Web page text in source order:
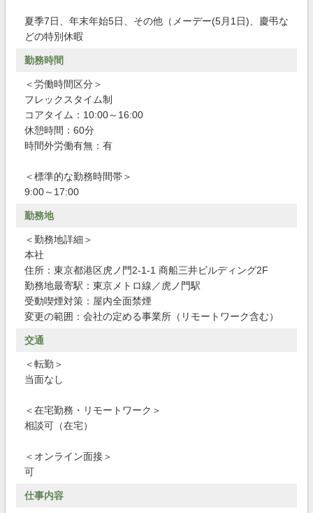
夏季7日、年末年始5日、その他（メーデー(5月1日)、慶弔な
どの特別休暇
勤務時間
＜労働時間区分＞
フレックスタイム制
コアタイム：10:00～16:00
休憩時間：60分
時間外労働有無：有
＜標準的な勤務時間帯＞
9:00～17:00
勤務地
＜勤務地詳細＞
本社
住所：東京都港区虎ノ門2-1-1 商船三井ビルディング2F
勤務地最寄駅：東京メトロ線／虎ノ門駅
受動喫煙対策：屋内全面禁煙
変更の範囲：会社の定める事業所（リモートワーク含む）
交通
＜転勤＞
当面なし
＜在宅勤務・リモートワーク＞
相談可（在宅）
＜オンライン面接＞
可
仕事内容